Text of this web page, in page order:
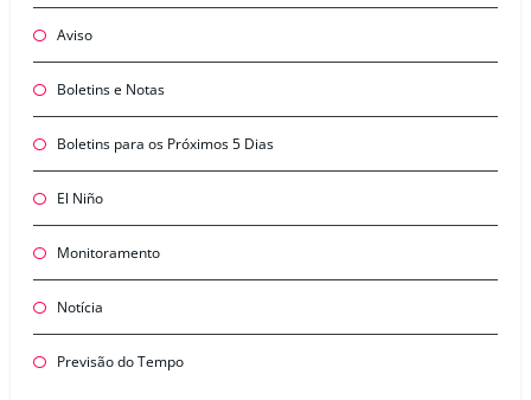
Aviso
Boletins e Notas
Boletins para os Próximos 5 Dias
El Niño
Monitoramento
Notícia
Previsão do Tempo